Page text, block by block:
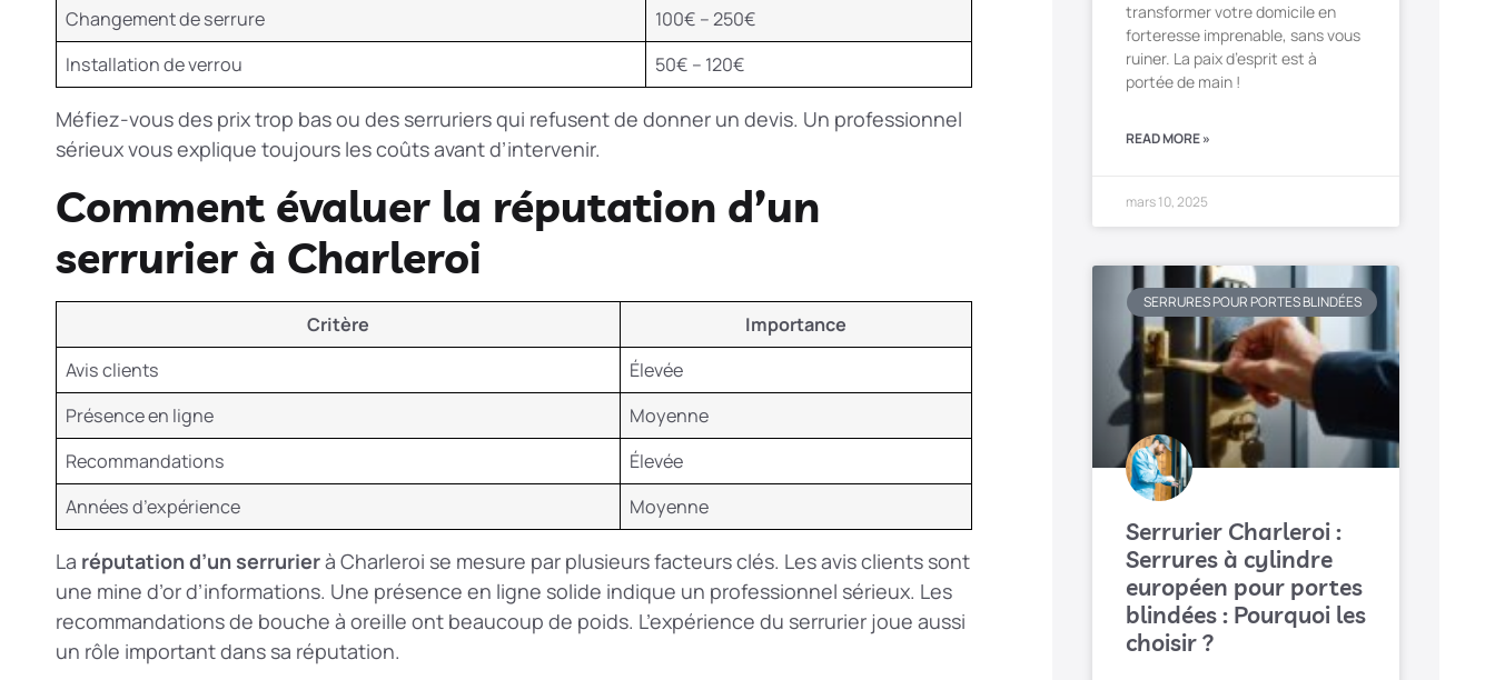
Changement de serrure
100€ – 250€
Installation de verrou
50€ – 120€
Méfiez-vous des prix trop bas ou des serruriers qui refusent de donner un devis. Un professionnel
sérieux vous explique toujours les coûts avant d’intervenir.
Comment évaluer la réputation d’un
serrurier à Charleroi
Critère
Importance
Avis clients
Élevée
Présence en ligne
Moyenne
Recommandations
Élevée
Années d’expérience
Moyenne
La réputation d’un serrurierà Charleroi se mesure par plusieurs facteurs clés. Les avis clients sont
une mine d’or d’informations. Une présence en ligne solide indique un professionnel sérieux. Les
recommandations de bouche à oreille ont beaucoup de poids. L’expérience du serrurier joue aussi
un rôle important dans sa réputation.
transformer votre domicile en
forteresse imprenable, sans vous
ruiner. La paix d’esprit est à
portée de main !
READ MORE »
mars 10, 2025
SERRURES POUR PORTES BLINDÉES
Serrurier Charleroi :
Serrures à cylindre
européen pour portes
blindées : Pourquoi les
choisir ?